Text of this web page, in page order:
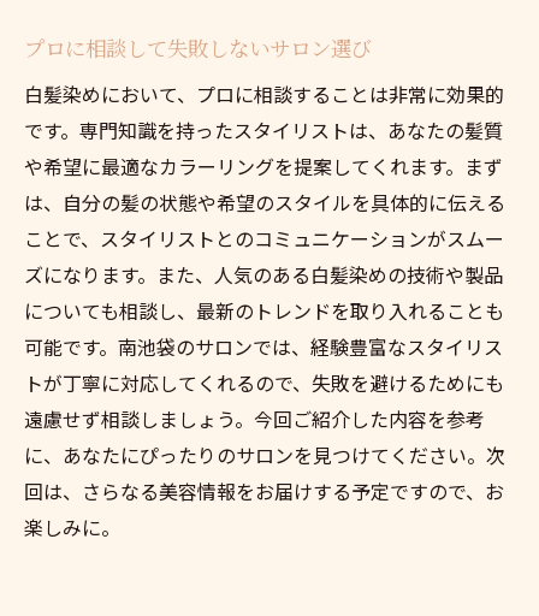
プロに相談して失敗しないサロン選び
白髪染めにおいて、プロに相談することは非常に効果的
です。専門知識を持ったスタイリストは、あなたの髪質
や希望に最適なカラーリングを提案してくれます。まず
は、自分の髪の状態や希望のスタイルを具体的に伝える
ことで、スタイリストとのコミュニケーションがスムー
ズになります。また、人気のある白髪染めの技術や製品
についても相談し、最新のトレンドを取り入れることも
可能です。南池袋のサロンでは、経験豊富なスタイリス
トが丁寧に対応してくれるので、失敗を避けるためにも
遠慮せず相談しましょう。今回ご紹介した内容を参考
に、あなたにぴったりのサロンを見つけてください。次
回は、さらなる美容情報をお届けする予定ですので、お
楽しみに。